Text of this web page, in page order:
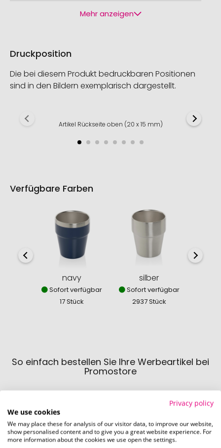
Mehr anzeigen
Druckposition
Die bei diesem Produkt bedruckbaren Positionen
sind in den Bildern exemplarisch dargestellt.
Artikel Rückseite oben (20 x 15 mm)
Verfügbare Farben
navy
Sofort verfügbar
17 Stück
silber
Sofort verfügbar
2937 Stück
So einfach bestellen Sie Ihre Werbeartikel bei
Promostore
Privacy policy
We use cookies
We may place these for analysis of our visitor data, to improve our website,
show personalised content and to give you a great website experience. For
more information about the cookies we use open the settings.